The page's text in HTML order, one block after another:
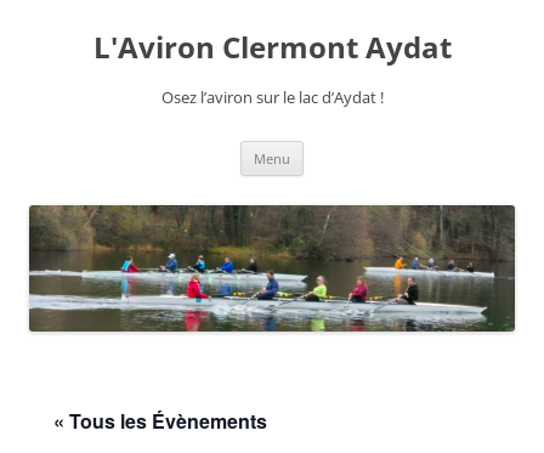
L'Aviron Clermont Aydat
Osez l’aviron sur le lac d’Aydat !
Menu
« Tous les Évènements